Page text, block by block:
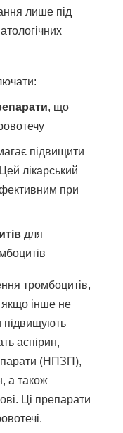
лише під
, що
підвищити
лікарський
при
для
тромбоцитів,
якщо інше не
підвищують
аспірин,
(НПЗП),
а також
Ці препарати